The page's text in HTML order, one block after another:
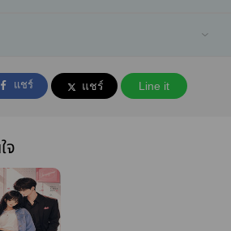
แชร์ แชร์ Line it
จ